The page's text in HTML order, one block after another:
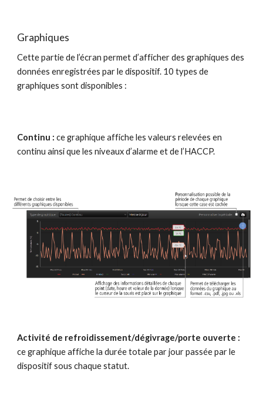
Graphiques
Cette partie de l’écran permet d’afficher des graphiques des
données enregistrées par le dispositif. 10 types de
graphiques sont disponibles :
Continu : ce graphique affiche les valeurs relevées en
continu ainsi que les niveaux d’alarme et de l’HACCP.
ce graphique affiche la durée totale par jour passée par le
dispositif sous chaque statut.